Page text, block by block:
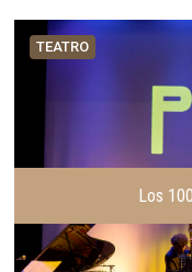
TEATRO
Los